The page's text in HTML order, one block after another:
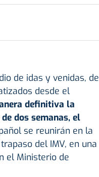
de idas y venidas, de
desde el
definitiva la
dos semanas, el
se reunirán en la
del IMV, en una
el Ministerio de